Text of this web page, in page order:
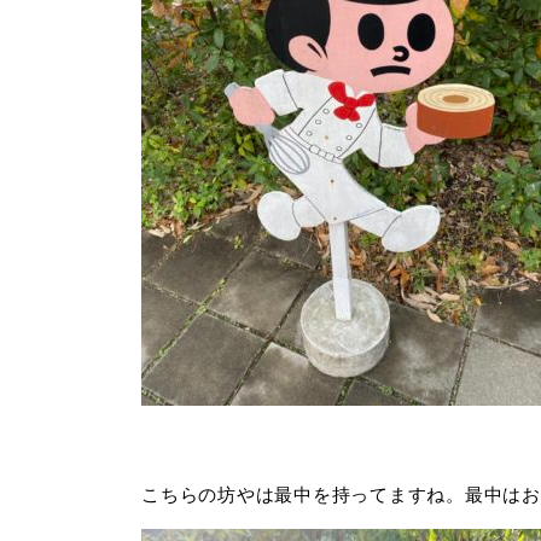
こちらの坊やは最中を持ってますね。最中は